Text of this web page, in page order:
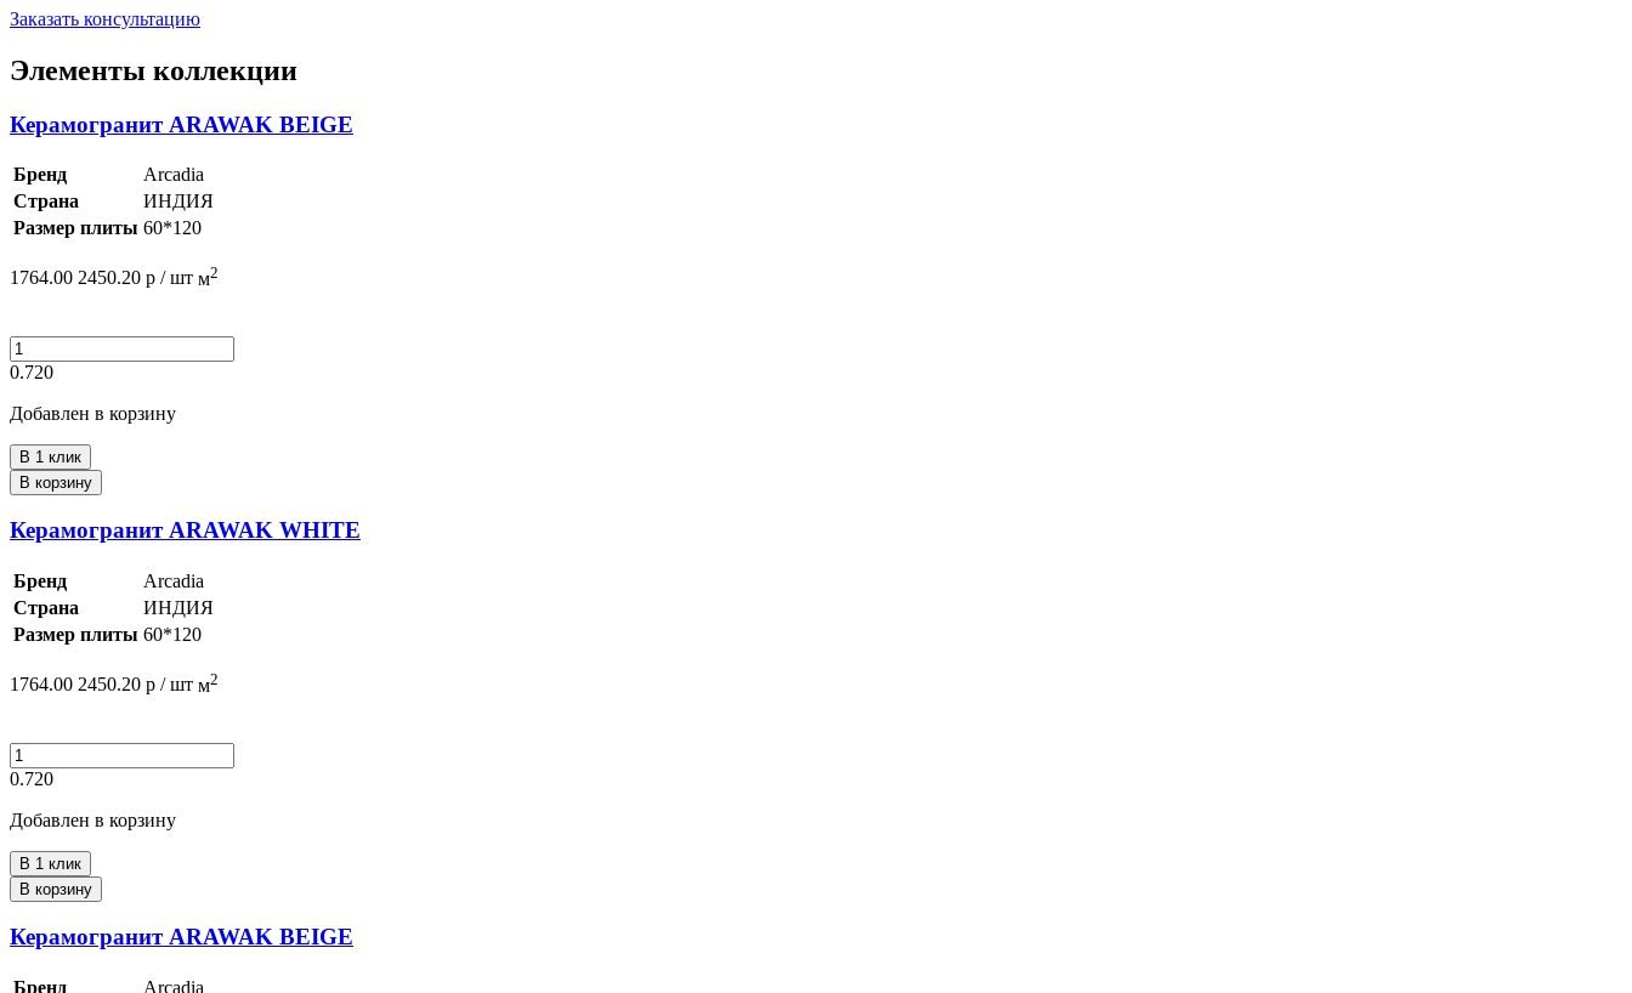
Заказать консультацию
Элементы коллекции
Керамогранит ARAWAK BEIGE
Бренд
Arcadia
Страна
ИНДИЯ
Размер плиты 60*120
1764.00 2450.20 р / шт м2
0.720
Добавлен в корзину
В 1 клик
В корзину
Керамогранит ARAWAK WHITE
Бренд
Arcadia
Страна
ИНДИЯ
Размер плиты 60*120
1764.00 2450.20 р / шт м2
0.720
Добавлен в корзину
В 1 клик
В корзину
Керамогранит ARAWAK BEIGE
Бренд Arcadia